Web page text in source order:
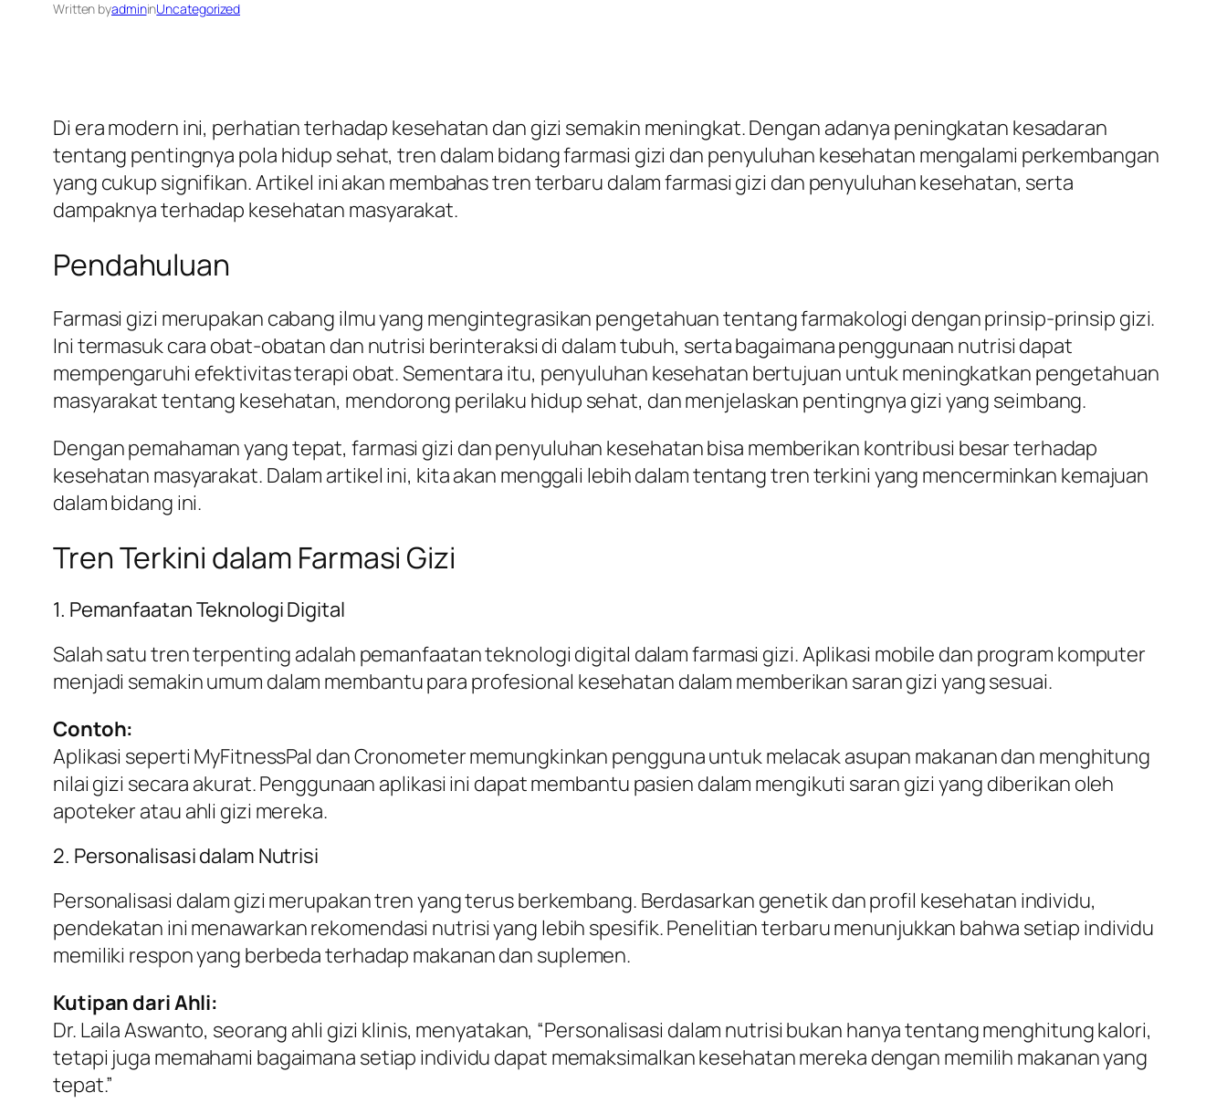
Written byadmininUncategorized
Di era modern ini, perhatian terhadap kesehatan dan gizi semakin meningkat. Dengan adanya peningkatan kesadaran
tentang pentingnya pola hidup sehat, tren dalam bidang farmasi gizi dan penyuluhan kesehatan mengalami perkembangan
yang cukup signifikan. Artikel ini akan membahas tren terbaru dalam farmasi gizi dan penyuluhan kesehatan, serta
dampaknya terhadap kesehatan masyarakat.
Pendahuluan
Farmasi gizi merupakan cabang ilmu yang mengintegrasikan pengetahuan tentang farmakologi dengan prinsip-prinsip gizi.
Ini termasuk cara obat-obatan dan nutrisi berinteraksi di dalam tubuh, serta bagaimana penggunaan nutrisi dapat
mempengaruhi efektivitas terapi obat. Sementara itu, penyuluhan kesehatan bertujuan untuk meningkatkan pengetahuan
masyarakat tentang kesehatan, mendorong perilaku hidup sehat, dan menjelaskan pentingnya gizi yang seimbang.
Dengan pemahaman yang tepat, farmasi gizi dan penyuluhan kesehatan bisa memberikan kontribusi besar terhadap
kesehatan masyarakat. Dalam artikel ini, kita akan menggali lebih dalam tentang tren terkini yang mencerminkan kemajuan
dalam bidang ini.
Tren Terkini dalam Farmasi Gizi
1. Pemanfaatan Teknologi Digital
Salah satu tren terpenting adalah pemanfaatan teknologi digital dalam farmasi gizi. Aplikasi mobile dan program komputer
menjadi semakin umum dalam membantu para profesional kesehatan dalam memberikan saran gizi yang sesuai.
Contoh:
Aplikasi seperti MyFitnessPal dan Cronometer memungkinkan pengguna untuk melacak asupan makanan dan menghitung
nilai gizi secara akurat. Penggunaan aplikasi ini dapat membantu pasien dalam mengikuti saran gizi yang diberikan oleh
apoteker atau ahli gizi mereka.
2. Personalisasi dalam Nutrisi
Personalisasi dalam gizi merupakan tren yang terus berkembang. Berdasarkan genetik dan profil kesehatan individu,
pendekatan ini menawarkan rekomendasi nutrisi yang lebih spesifik. Penelitian terbaru menunjukkan bahwa setiap individu
memiliki respon yang berbeda terhadap makanan dan suplemen.
Kutipan dari Ahli:
Dr. Laila Aswanto, seorang ahli gizi klinis, menyatakan, “Personalisasi dalam nutrisi bukan hanya tentang menghitung kalori,
tetapi juga memahami bagaimana setiap individu dapat memaksimalkan kesehatan mereka dengan memilih makanan yang
tepat.”